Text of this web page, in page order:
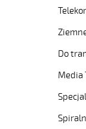
Do
Media